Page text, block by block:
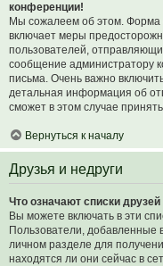
конференции!
Мы сожалеем об этом. Форма
включает меры
пользователей,
сообщение администратору
письма. Очень важно
детальная информация об
сможет в этом случае
Вернуться к началу
Друзья и недруги
Что означают списки друзей
Вы можете включать в эти
Пользователи, добавленные
личном разделе для
находятся ли они сейчас в